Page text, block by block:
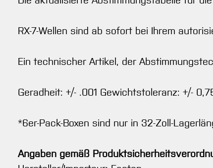
RX-7-Wellen sind ab sofort bei Ihrem
Ein technischer Artikel, der
Geradheit: +/- .001 Gewichtstoleranz: +/-
*6er-Pack-Boxen sind nur in 32-Zoll-
Angaben gemäß